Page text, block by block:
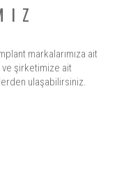
markalarımıza ait
şirketimize ait
ulaşabilirsiniz.